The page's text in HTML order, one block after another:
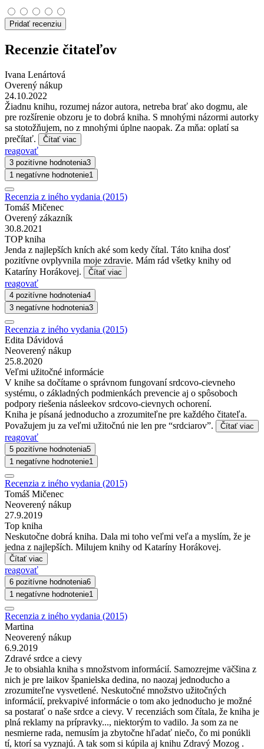
Pridať recenziu
Recenzie čitateľov
Ivana Lenártová
Overený nákup
24.10.2022
Žiadnu knihu, rozumej názor autora, netreba brať ako dogmu, ale
pre rozšírenie obzoru je to dobrá kniha. S mnohými názormi autorky
sa stotožňujem, no z mnohými úplne naopak. Za mňa: oplatí sa
prečítať.
Čítať viac
reagovať
3 pozitívne hodnotenia3
1 negatívne hodnotenie1
Recenzia z iného vydania (2015)
Tomáš Mičenec
Overený zákazník
30.8.2021
TOP kniha
Jenda z najlepších kních aké som kedy čítal. Táto kniha dosť
pozitívne ovplyvnila moje zdravie. Mám rád všetky knihy od
Kataríny Horákovej.
Čítať viac
reagovať
4 pozitívne hodnotenia4
3 negatívne hodnotenia3
Recenzia z iného vydania (2015)
Edita Dávidová
Neoverený nákup
25.8.2020
Veľmi užitočné informácie
V knihe sa dočítame o správnom fungovaní srdcovo-cievneho
systému, o základných podmienkách prevencie aj o spôsoboch
podpory riešenia násleekov srdcovo-cievnych ochorení.
Kniha je písaná jednoducho a zrozumiteľne pre každého čitateľa.
Považujem ju za veľmi užitočnú nie len pre “srdciarov”.
Čítať viac
reagovať
5 pozitívne hodnotenia5
1 negatívne hodnotenie1
Recenzia z iného vydania (2015)
Tomáš Mičenec
Neoverený nákup
27.9.2019
Top kniha
Neskutočne dobrá kniha. Dala mi toho veľmi veľa a myslím, že je
jedna z najlepších. Milujem knihy od Kataríny Horákovej.
Čítať viac
reagovať
6 pozitívne hodnotenia6
1 negatívne hodnotenie1
Recenzia z iného vydania (2015)
Martina
Neoverený nákup
6.9.2019
Zdravé srdce a cievy
Je to obsiahla kniha s množstvom informácií. Samozrejme väčšina z
nich je pre laikov španielska dedina, no naozaj jednoducho a
zrozumiteľne vysvetlené. Neskutočné množstvo užitočných
informácií, prekvapivé informácie o tom ako jednoducho je možné
sa postarať o naše srdce a cievy. V recenziách som čítala, že kniha je
plná reklamy na prípravky..., niektorým to vadilo. Ja som za ne
nesmierne rada, nemusím ja zbytočne hľadať niečo, čo mi ponúkli
tí, ktorí sa vyznajú. A tak som si kúpila aj knihu Zdravý Mozog .